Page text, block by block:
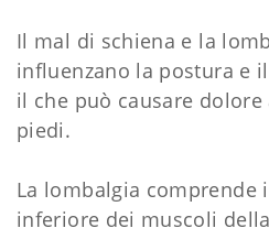
Il mal di schiena e la
influenzano la postura e
il che può causare
piedi.
La lombalgia comprende
inferiore dei muscoli